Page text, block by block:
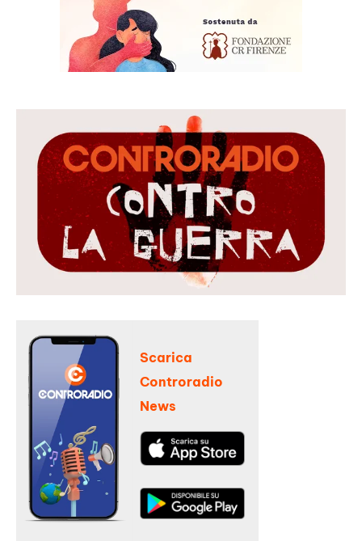
Scarica
Controradio
News